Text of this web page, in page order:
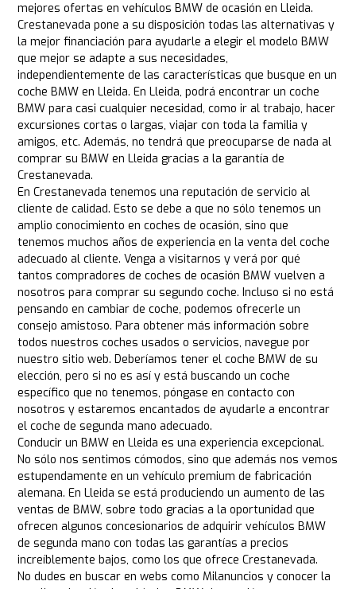
mejores ofertas en vehículos BMW de ocasión en Lleida.
Crestanevada pone a su disposición todas las alternativas y
la mejor financiación para ayudarle a elegir el modelo BMW
que mejor se adapte a sus necesidades,
independientemente de las características que busque en un
coche BMW en Lleida. En Lleida, podrá encontrar un coche
BMW para casi cualquier necesidad, como ir al trabajo, hacer
excursiones cortas o largas, viajar con toda la familia y
amigos, etc. Además, no tendrá que preocuparse de nada al
comprar su BMW en Lleida gracias a la garantía de
Crestanevada.
En Crestanevada tenemos una reputación de servicio al
cliente de calidad. Esto se debe a que no sólo tenemos un
amplio conocimiento en coches de ocasión, sino que
tenemos muchos años de experiencia en la venta del coche
adecuado al cliente. Venga a visitarnos y verá por qué
tantos compradores de coches de ocasión BMW vuelven a
nosotros para comprar su segundo coche. Incluso si no está
pensando en cambiar de coche, podemos ofrecerle un
consejo amistoso. Para obtener más información sobre
todos nuestros coches usados o servicios, navegue por
nuestro sitio web. Deberíamos tener el coche BMW de su
elección, pero si no es así y está buscando un coche
específico que no tenemos, póngase en contacto con
nosotros y estaremos encantados de ayudarle a encontrar
el coche de segunda mano adecuado.
Conducir un BMW en Lleida es una experiencia excepcional.
No sólo nos sentimos cómodos, sino que además nos vemos
estupendamente en un vehículo premium de fabricación
alemana. En Lleida se está produciendo un aumento de las
ventas de BMW, sobre todo gracias a la oportunidad que
ofrecen algunos concesionarios de adquirir vehículos BMW
de segunda mano con todas las garantías a precios
increíblemente bajos, como los que ofrece Crestanevada.
No dudes en buscar en webs como Milanuncios y conocer la